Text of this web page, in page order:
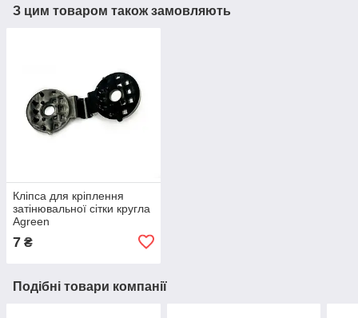
З цим товаром також замовляють
Кліпса для кріплення
затінювальної сітки кругла
Agreen
7 ₴
Подібні товари компанії